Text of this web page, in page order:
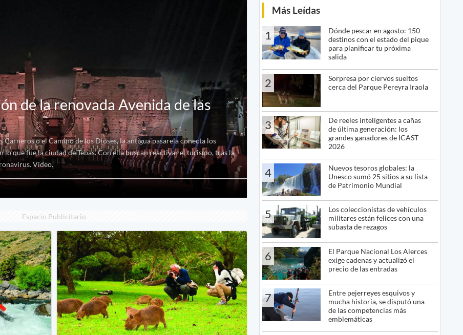
de la renovada Avenida de las
o el Camino de los Dioses, la antigua pasarela conecta los
lo que fue la ciudad de Tebas. Con ella buscan reactivar el turismo, tras la
Video.
Espacio Publicitario
Más Leídas
1
Dónde pescar en agosto: 150
destinos con el estado del pique
para planificar tu próxima
salida
2
Sorpresa por ciervos sueltos
cerca del Parque Pereyra Iraola
3
De reeles inteligentes a cañas
de última generación: los
grandes ganadores de ICAST
2026
4
Nuevos tesoros globales: la
Unesco sumó 25 sitios a su lista
de Patrimonio Mundial
5
Los coleccionistas de vehículos
militares están felices con una
subasta de rezagos
6
El Parque Nacional Los Alerces
exige cadenas y actualizó el
precio de las entradas
7
Entre pejerreyes esquivos y
mucha historia, se disputó una
de las competencias más
emblemáticas